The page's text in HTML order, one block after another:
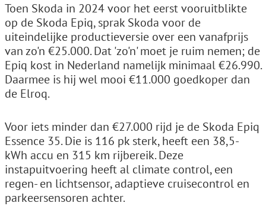
Toen Skoda in 2024 voor het eerst vooruitblikte
op de Skoda Epiq, sprak Skoda voor de
uiteindelijke productieversie over een vanafprijs
van zo'n €25.000. Dat 'zo'n' moet je ruim nemen; de
Epiq kost in Nederland namelijk minimaal €26.990.
Daarmee is hij wel mooi €11.000 goedkoper dan
de Elroq.
Voor iets minder dan €27.000 rijd je de Skoda Epiq
Essence 35. Die is 116 pk sterk, heeft een 38,5-
kWh accu en 315 km rijbereik. Deze
instapuitvoering heeft al climate control, een
regen- en lichtsensor, adaptieve cruisecontrol en
parkeersensoren achter.